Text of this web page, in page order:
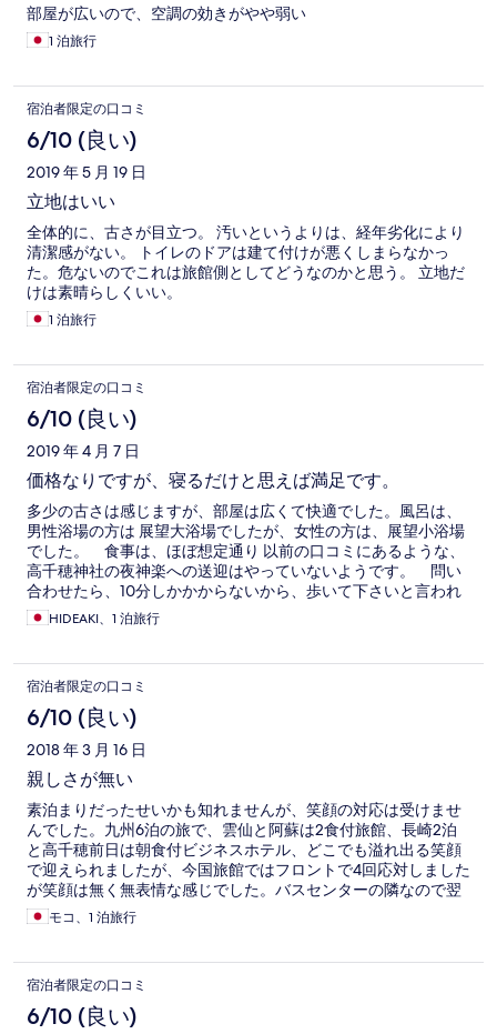
部屋が広いので、空調の効きがやや弱い
1 泊旅行
宿泊者限定の口コミ
6/10 (良い)
2019 年 5 月 19 日
立地はいい
全体的に、古さが目立つ。 汚いというよりは、経年劣化により
清潔感がない。 トイレのドアは建て付けが悪くしまらなかっ
た。危ないのでこれは旅館側としてどうなのかと思う。 立地だ
けは素晴らしくいい。
1 泊旅行
宿泊者限定の口コミ
6/10 (良い)
2019 年 4 月 7 日
価格なりですが、寝るだけと思えば満足です。
多少の古さは感じますが、部屋は広くて快適でした。風呂は、
男性浴場の方は 展望大浴場でしたが、女性の方は、展望小浴場
でした。 食事は、ほぼ想定通り 以前の口コミにあるような、
高千穂神社の夜神楽への送迎はやっていないようです。 問い
合わせたら、10分しかかからないから、歩いて下さいと言われ
てしまいました。 ちょっと、残念。
HIDEAKI、1 泊旅行
宿泊者限定の口コミ
6/10 (良い)
2018 年 3 月 16 日
親しさが無い
素泊まりだったせいかも知れませんが、笑顔の対応は受けませ
んでした。九州6泊の旅で、雲仙と阿蘇は2食付旅館、長崎2泊
と高千穂前日は朝食付ビジネスホテル、どこでも溢れ出る笑顔
で迎えられましたが、今国旅館ではフロントで4回応対しました
が笑顔は無く無表情な感じでした。バスセンターの隣なので翌
日の出発に楽なことと、夜神楽の送迎付なので選びました。お
風呂は広くて良かったです。
モコ、1 泊旅行
宿泊者限定の口コミ
6/10 (良い)